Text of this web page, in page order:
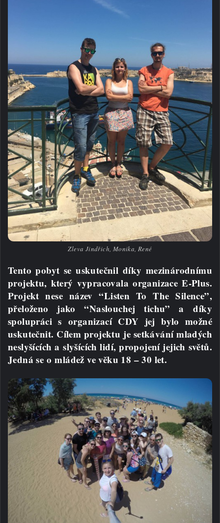
Zleva Jindřich, Monika, René
Tento pobyt se uskutečnil díky mezinárodnímu
projektu, který vypracovala organizace E-Plus.
Projekt nese název “Listen To The Silence”,
přeloženo jako “Naslouchej tichu” a díky
spolupráci s organizací CDY jej bylo možné
uskutečnit. Cílem projektu je setkávání mladých
neslyšících a slyšících lidí, propojení jejich světů.
Jedná se o mládež ve věku 18 – 30 let.